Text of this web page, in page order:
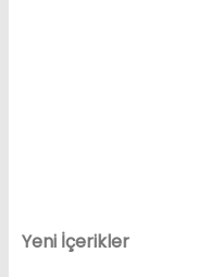
Yeni İçerikler